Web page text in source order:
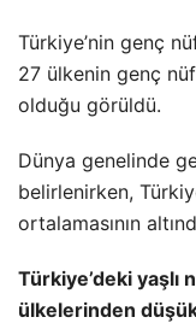
Türkiye’nin genç
27 ülkenin genç
olduğu görüldü.
Dünya genelinde
belirlenirken,
ortalamasının
Türkiye’deki yaşlı
ülkelerinden